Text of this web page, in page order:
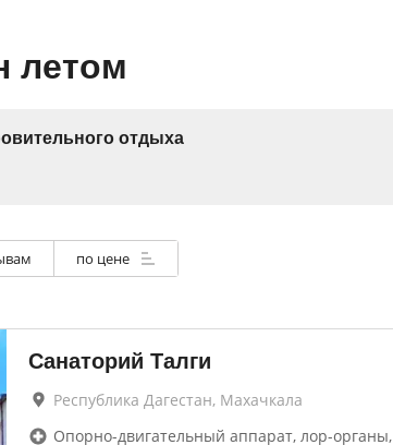
летом
отдыха
по цене
Санаторий Талги
Республика Дагестан, Махачкала
Опорно-двигательный аппарат, лор-органы,